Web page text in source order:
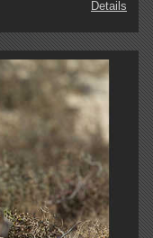
Details